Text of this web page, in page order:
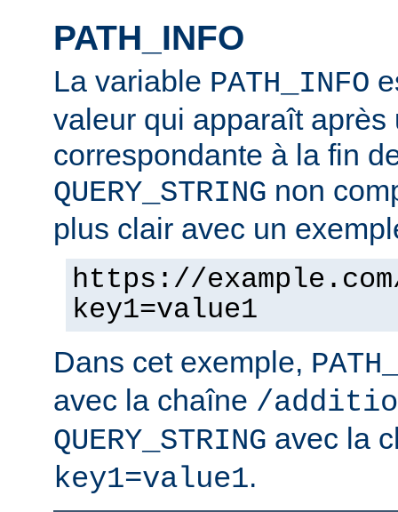
PATH_INFO
La variable PATH_INFO
valeur qui apparaît après
correspondante à la fin
QUERY_STRING non
plus clair avec un
https://
key1=value1
Dans cet exemple,
avec la chaîne /
QUERY_STRING avec la
key1=value1.